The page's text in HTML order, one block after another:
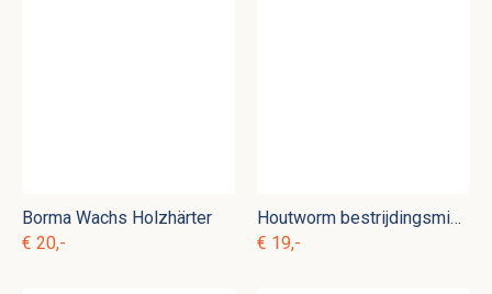
Borma Wachs Holzhärter
€ 20,-
Houtworm bestrijdingsmiddel
€ 19,-